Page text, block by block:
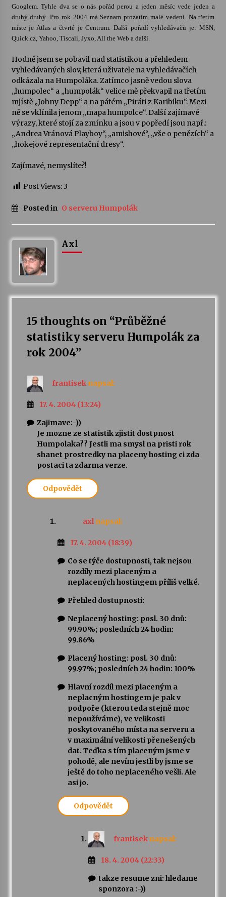
Googlem. Tyhle dva se o nás pořád perou a jeden měsíc vede jeden a
druhý druhý. Pro rok 2004 má Seznam prozatím malé vedení. Na třetím
míste je Atlas a čtvrté je Centrum. Další pořadí vyhledávačů je: MSN,
Quick.cz, Yahoo, Tiscali, Jyxo, All the Web a další.
Hodně jsem se pobavil nad statistikou a přehledem
vyhledávaných slov, která uživatele na vyhledávačích
odkázala na Humpoláka. Zatímco jasně vedou slova
„humpolec“ a „humpolák“ velice mě překvapil na třetím
mjístě „Johny Depp“ a na pátém „Piráti z Karibiku“. Mezi
ně se vklínila jenom „mapa humpolce“. Další zajímavé
výrazy, které stojí za zmínku a jsou v popředí jsou např.:
„Andrea Vránová Playboy“, „amishové“, „vše o penězích“ a
„hokejové representační dresy“.
Zajímavé, nemyslíte?!
Post Views:3
Posted in O serveru Humpolák
Axl
15 thoughts on “Průběžné
statistiky serveru Humpolák za
rok 2004”
frantisek napsal:
17. 4. 2004 (13:24)
Zajimave:-))
Je mozne ze statistik zjistit dostpnost
Humpolaka?? Jestli ma smysl na pristi rok
shanet prostredky na placeny hosting ci zda
postaci ta zdarma verze.
Odpovědět
axl napsal:
17. 4. 2004 (18:39)
Co se týče dostupnosti, tak nejsou
rozdíly mezi placeným a
neplacených hostingem příliš velké.
Přehled dostupnosti:
Neplacený hosting: posl. 30 dnů:
99.90%; posledních 24 hodin:
99.86%
Placený hosting: posl. 30 dnů:
99.97%; posledních 24 hodin: 100%
Hlavní rozdíl mezi placeným a
neplacným hostingem je pak v
podpoře (kterou teda stejně moc
nepoužíváme), ve velikosti
poskytovaného místa na serveru a
v maximální velikosti přenešených
dat. Teďka s tím placeným jsme v
pohodě, ale nevím jestli by jsme se
ještě do toho neplaceného vešli. Ale
asi jo.
Odpovědět
frantisek napsal:
18. 4. 2004 (22:33)
takze resume zni: hledame
sponzora :-))